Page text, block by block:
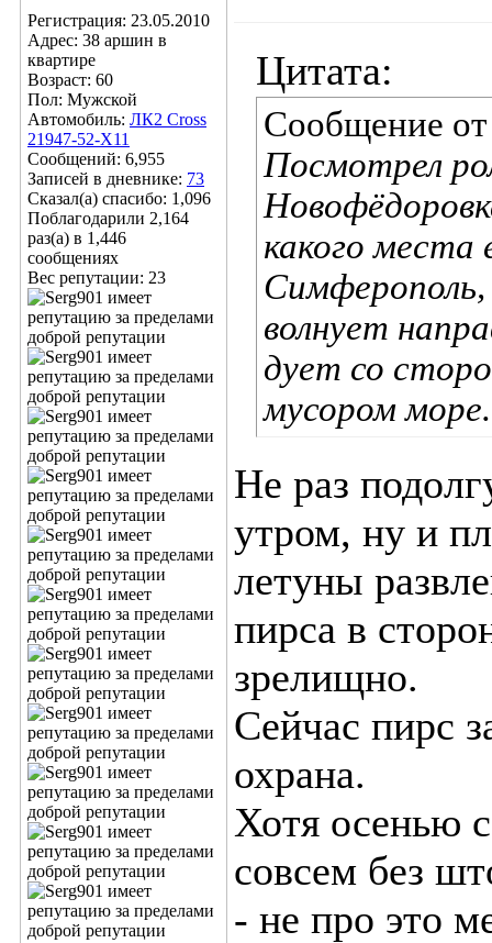
Регистрация: 23.05.2010
Адрес: 38 аршин в
квартире
Возраст: 60
Пол: Мужской
Автомобиль: ЛК2 Cross
21947-52-X11
Сообщений: 6,955
Записей в дневнике: 73
Сказал(а) спасибо: 1,096
Поблагодарили 2,164
раз(а) в 1,446
сообщениях
Вес репутации: 23
Цитата:
Сообщение
Посмотрел
какого места
волнует
дует со
мусором море.
Не раз
утром, ну и
летуны
пирса в
зрелищно.
Сейчас пирс
охрана.
Хотя осенью
совсем без
- не про это